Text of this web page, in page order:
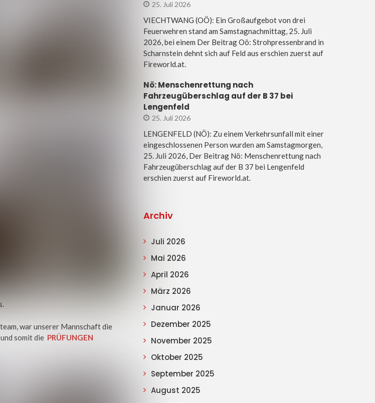
war unserer Mannschaft die
somit die PRÜFUNGEN
25. Juli 2026
VIECHTWANG (OÖ): Ein Großaufgebot von drei
Feuerwehren stand am Samstagnachmittag, 25. Juli
2026, bei einem Der Beitrag Oö: Strohpressenbrand in
Scharnstein dehnt sich auf Feld aus erschien zuerst auf
Fireworld.at.
Nö: Menschenrettung nach
Fahrzeugüberschlag auf der B 37 bei
Lengenfeld
25. Juli 2026
LENGENFELD (NÖ): Zu einem Verkehrsunfall mit einer
eingeschlossenen Person wurden am Samstagmorgen,
25. Juli 2026, Der Beitrag Nö: Menschenrettung nach
Fahrzeugüberschlag auf der B 37 bei Lengenfeld
erschien zuerst auf Fireworld.at.
Archiv
Juli 2026
Mai 2026
April 2026
März 2026
Januar 2026
Dezember 2025
November 2025
Oktober 2025
September 2025
August 2025